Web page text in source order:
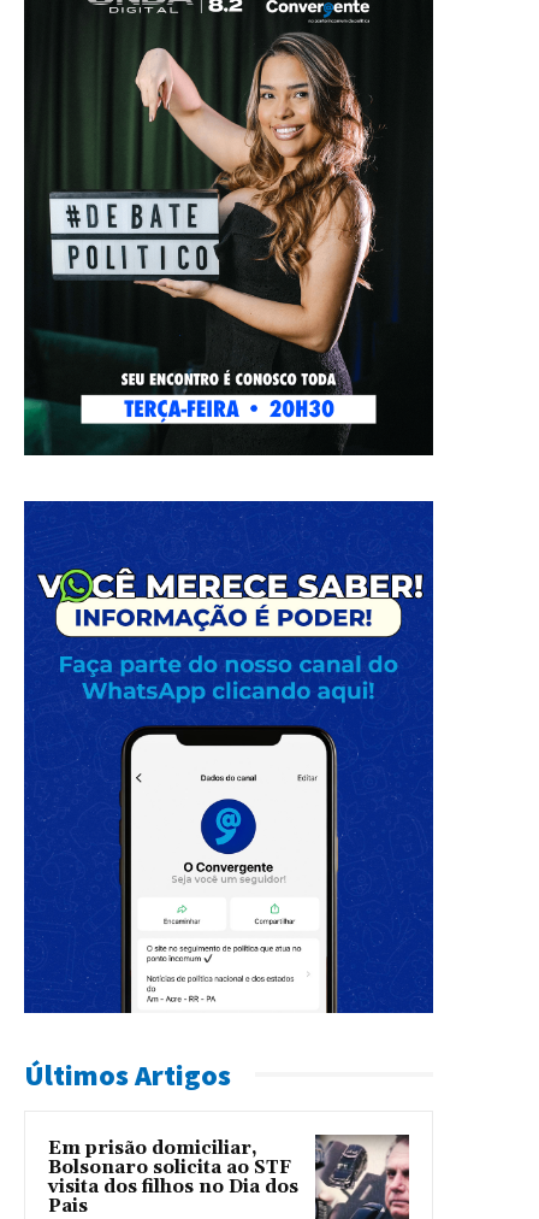
Últimos Artigos
Em prisão domiciliar,
Bolsonaro solicita ao STF
visita dos filhos no Dia dos
Pais